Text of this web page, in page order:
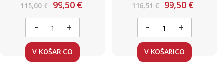
115,00 € 99,50 €
- +
V KOŠARICO
116,51 € 99,50 €
- +
V KOŠARICO